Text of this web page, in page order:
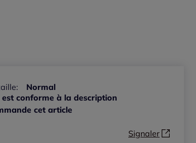
Normal
est conforme à la description
cet article
Signaler